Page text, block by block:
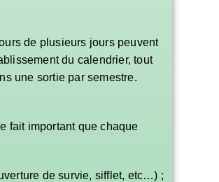
de plusieurs jours peuvent
du calendrier, tout
une sortie par semestre.
fait important que chaque
de survie, sifflet, etc…) ;